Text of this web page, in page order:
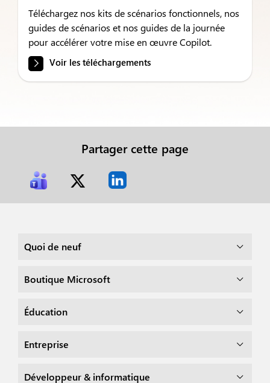
Téléchargez nos kits de scénarios fonctionnels, nos
guides de scénarios et nos guides de la journée
pour accélérer votre mise en œuvre Copilot.
Voir les téléchargements
Partager cette page
Quoi de neuf
Boutique Microsoft
Éducation
Entreprise
Développeur & informatique